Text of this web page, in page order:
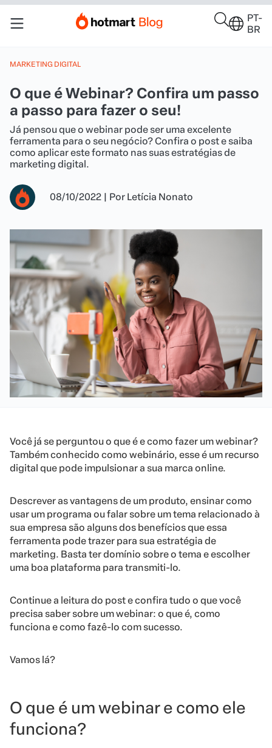
PT-
BR
MARKETING DIGITAL
O que é Webinar? Confira um passo
a passo para fazer o seu!
Já pensou que o webinar pode ser uma excelente
ferramenta para o seu negócio? Confira o post e saiba
como aplicar este formato nas suas estratégias de
marketing digital.
08/10/2022 | Por Letícia Nonato
Você já se perguntou o que é e como fazer um webinar?
Também conhecido como webinário, esse é um recurso
digital que pode impulsionar a sua marca online.
Descrever as vantagens de um produto, ensinar como
usar um programa ou falar sobre um tema relacionado à
sua empresa são alguns dos benefícios que essa
ferramenta pode trazer para sua estratégia de
marketing. Basta ter domínio sobre o tema e escolher
uma boa plataforma para transmiti-lo.
Continue a leitura do post e confira tudo o que você
precisa saber sobre um webinar: o que é, como
funciona e como fazê-lo com sucesso.
Vamos lá?
O que é um webinar e como ele
funciona?